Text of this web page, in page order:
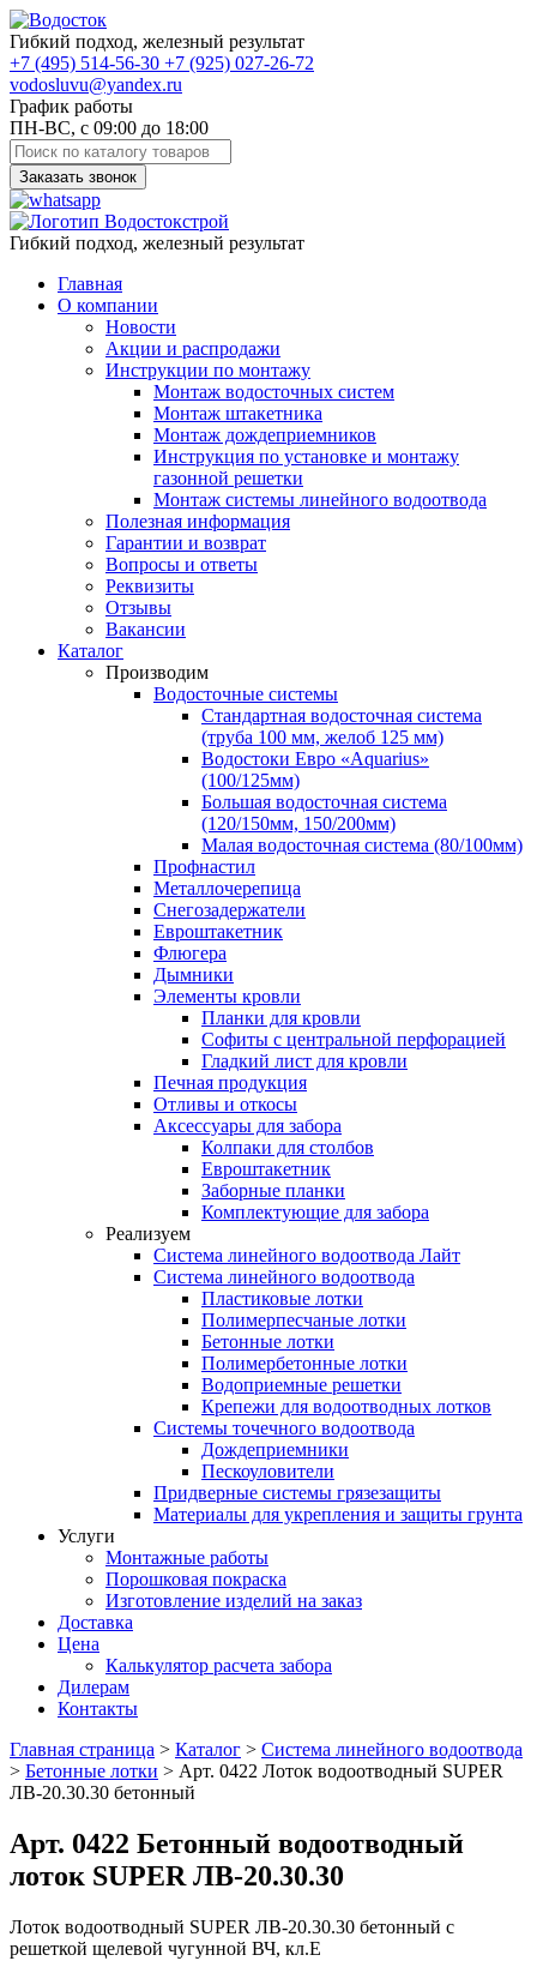
Гибкий подход, железный результат
+7 (495) 514-56-30 +7 (925) 027-26-72
vodosluvu@yandex.ru
График работы
ПН-ВС, с 09:00 до 18:00
Заказать звонок
Гибкий подход, железный результат
Главная
О компании
Новости
Акции и распродажи
Инструкции по монтажу
Монтаж водосточных систем
Монтаж штакетника
Монтаж дождеприемников
Инструкция по установке и монтажу
газонной решетки
Монтаж системы линейного водоотвода
Полезная информация
Гарантии и возврат
Вопросы и ответы
Реквизиты
Отзывы
Вакансии
Каталог
Производим
Водосточные системы
Стандартная водосточная система
(труба 100 мм, желоб 125 мм)
Водостоки Евро «Aquarius»
(100/125мм)
Большая водосточная система
(120/150мм, 150/200мм)
Малая водосточная система (80/100мм)
Профнастил
Металлочерепица
Снегозадержатели
Евроштакетник
Флюгера
Дымники
Элементы кровли
Планки для кровли
Софиты с центральной перфорацией
Гладкий лист для кровли
Печная продукция
Отливы и откосы
Аксессуары для забора
Колпаки для столбов
Евроштакетник
Заборные планки
Комплектующие для забора
Реализуем
Система линейного водоотвода Лайт
Система линейного водоотвода
Пластиковые лотки
Полимерпесчаные лотки
Бетонные лотки
Полимербетонные лотки
Водоприемные решетки
Крепежи для водоотводных лотков
Системы точечного водоотвода
Дождеприемники
Пескоуловители
Придверные системы грязезащиты
Материалы для укрепления и защиты грунта
Услуги
Монтажные работы
Порошковая покраска
Изготовление изделий на заказ
Доставка
Цена
Калькулятор расчета забора
Дилерам
Контакты
Главная страница > Каталог > Система линейного водоотвода
> Бетонные лотки > Арт. 0422 Лоток водоотводный SUPER
ЛВ-20.30.30 бетонный
Арт. 0422 Бетонный водоотводный
лоток SUPER ЛВ-20.30.30
Лоток водоотводный SUPER ЛВ-20.30.30 бетонный с
решеткой щелевой чугунной ВЧ, кл.Е